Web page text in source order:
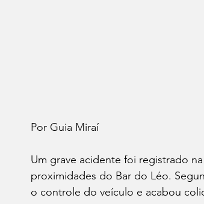
Por Guia Miraí
Um grave acidente foi registrado
proximidades do Bar do Léo.
o controle do veículo e acabou